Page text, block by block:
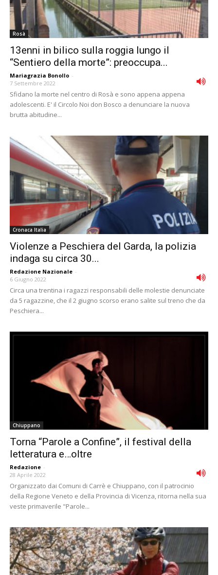
Rosà
13enni in bilico sulla roggia lungo il
“Sentiero della morte”: preoccupa...
Mariagrazia Bonollo -
7 Settembre 2022
Sfidano la morte nel centro di Rosà e sono appena appena
adolescenti. E' il Circolo Noi don Bosco a denunciare la nuova
brutta abitudine...
Cronaca Italia
Violenze a Peschiera del Garda, la polizia
indaga su circa 30...
Redazione Nazionale -
6 Giugno 2022
Circa una trentina i ragazzi responsabili delle molestie denunciate
da 5 ragazzine, che il 2 giugno scorso erano salite sul treno che da
Peschiera...
Chiuppano
Torna “Parole a Confine”, il festival della
letteratura e…oltre
Redazione -
28 Aprile 2022
Organizzato dai Comuni di Carrè e Chiuppano, con il patrocinio
della Regione Veneto e della Provincia di Vicenza, ritorna nella sua
veste primaverile "Parole...